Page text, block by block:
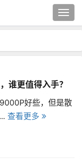
谁更值得入手？
好些，但是散
查看更多